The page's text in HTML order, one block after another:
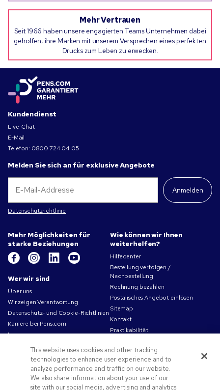
Mehr Vertrauen
Seit 1966 haben unsere engagierten Teams Unternehmen dabei
geholfen, ihre Marken mit unserem Versprechen eines perfekten
Drucks zum Leben zu erwecken.
Kundendienst
Live-Chat
E-Mail
Telefon: 0800 724 04 05
Melden Sie sich an für exklusive Angebote
Anmelden
Datenschutzrichtlinie
Mehr Möglichkeiten für
starke Beziehungen
Wer wir sind
Über uns
Wir zeigen Verantwortung
Datenschutz- und Cookie-Richtlinien
Karriere bei Pens.com
Impressum
Nutzungsbedingungen
Verkaufsbedingungen
Angebote und Ressourcen
Angebotscodes und Gutscheine
Wie können wir Ihnen
weiterhelfen?
Hilfecenter
Bestellung verfolgen /
Nachbestellung
Rechnung bezahlen
Postalisches Angebot einlösen
Sitemap
Kontakt
Praktikabilität
This website uses cookies and other tracking
technologies to enhance user experience and to
analyze performance and traffic on our website.
We also share information about your use of our
site with our social media, advertising and analytics